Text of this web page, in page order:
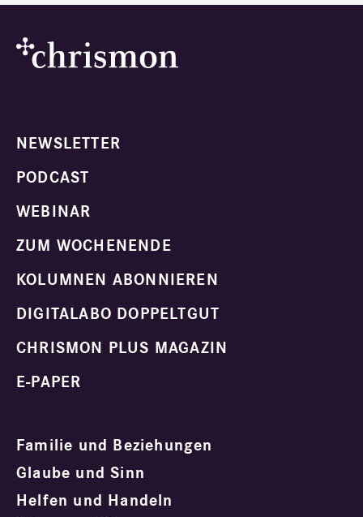
NEWSLETTER
PODCAST
WEBINAR
ZUM WOCHENENDE
KOLUMNEN ABONNIEREN
DIGITALABO DOPPELTGUT
CHRISMON PLUS MAGAZIN
E-PAPER
Familie und Beziehungen
Glaube und Sinn
Helfen und Handeln